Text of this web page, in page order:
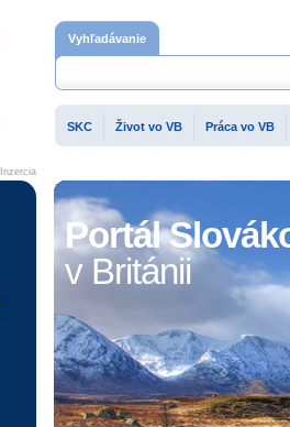
Portál
v Británii
Vyhľadávanie
SKC Život vo VB Práca vo VB
Inzercia